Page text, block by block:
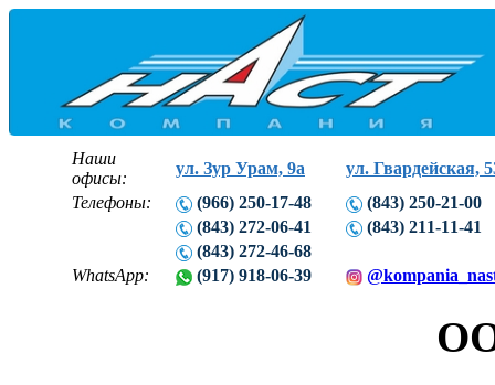
Наши
офисы:
ул. Зур Урам, 9а
ул. Гвардейская,
Телефоны:
(966) 250-17-48
(843) 250-21-00
(843) 272-06-41
(843) 211-11-41
(843) 272-46-68
WhatsApp:
(917) 918-06-39